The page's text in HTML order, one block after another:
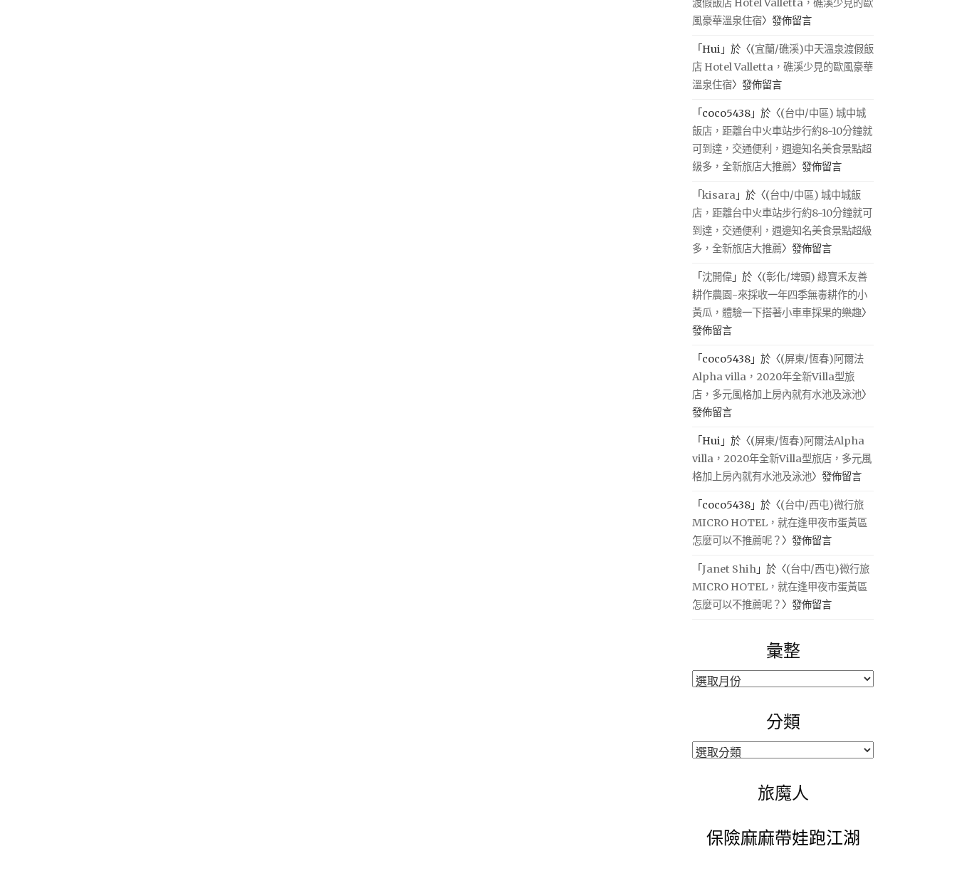
渡假飯店 Hotel Valletta，礁溪少見的歐
風豪華溫泉住宿〉發佈留言
「Hui 」於〈(宜蘭/礁溪)中天溫泉渡假飯
店 Hotel Valletta，礁溪少見的歐風豪華
溫泉住宿〉發佈留言
「 coco5438 」於〈(台中/中區) 城中城
飯店，距離台中火車站步行約8-10分鐘就
可到達，交通便利，週邊知名美食景點超
級多，全新旅店大推薦〉發佈留言
「kisara 」於〈(台中/中區) 城中城飯
店，距離台中火車站步行約8-10分鐘就可
到達，交通便利，週邊知名美食景點超級
多，全新旅店大推薦〉發佈留言
「沈開偉 」於〈(彰化/埤頭) 綠寶禾友善
耕作農園-來採收一年四季無毒耕作的小
黃瓜，體驗一下搭著小車車採果的樂趣〉
發佈留言
「 coco5438 」於〈(屏東/恆春)阿爾法
Alpha villa，2020年全新Villa型旅
店，多元風格加上房內就有水池及泳池〉
發佈留言
「Hui 」於〈(屏東/恆春)阿爾法Alpha
villa，2020年全新Villa型旅店，多元風
格加上房內就有水池及泳池〉發佈留言
「 coco5438 」於〈(台中/西屯)微行旅
MICRO HOTEL，就在逢甲夜市蛋黃區
怎麼可以不推薦呢？ 〉發佈留言
「Janet Shih 」於〈(台中/西屯)微行旅
MICRO HOTEL，就在逢甲夜市蛋黃區
怎麼可以不推薦呢？ 〉發佈留言
彙整
彙
分類
分
旅魔人
保險麻麻帶娃跑江湖